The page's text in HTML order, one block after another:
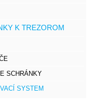
K TREZOROM
SCHRÁNKY
SYSTEM